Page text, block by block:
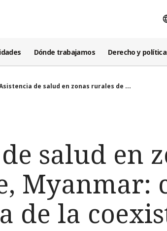
Dónde trabajamos Derecho y
de salud en zonas rurales de ...
salud en
Myanmar:
de la